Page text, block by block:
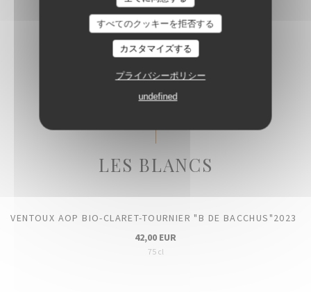
すべてのクッキーを拒否する
カスタマイズする
プライバシーポリシー
undefined
AMOUR DE DEUTZ BLANC DE BLANCS
195,00 EUR
LES BLANCS
VENTOUX AOP BIO-CLARET-TOURNIER "B DE BACCHUS"2023
42,00 EUR
75 cl